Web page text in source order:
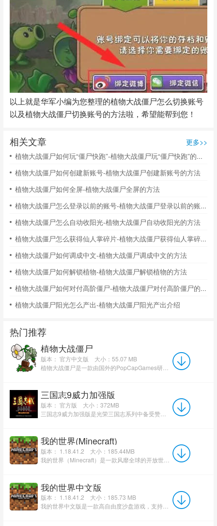
以上就是华军小编为您整理的植物大战僵尸怎么切换账号
以及植物大战僵尸切换账号的方法啦，希望能帮到您！
相关文章 更多>>
植物大战僵尸如何玩“僵尸快跑”-植物大战僵尸玩“僵尸快跑”的方法
植物大战僵尸如何创建新账号-植物大战僵尸创建新账号的方法
植物大战僵尸如何全屏-植物大战僵尸全屏的方法
植物大战僵尸怎么登录以前的账号-植物大战僵尸登录以前的账号的方法
植物大战僵尸怎么自动收阳光-植物大战僵尸自动收阳光的方法
植物大战僵尸怎么获得仙人掌碎片-植物大战僵尸获得仙人掌碎片的方法
植物大战僵尸如何调成中文-植物大战僵尸调成中文的方法
植物大战僵尸如何解锁植物-植物大战僵尸解锁植物的方法
植物大战僵尸如何对付高阶僵尸-植物大战僵尸对付高阶僵尸的方法
植物大战僵尸阳光怎么产出-植物大战僵尸阳光产出介绍
热门推荐
植物大战僵尸
版本： 官方中文版
大小：55.07 MB
植物大战僵尸是一款由国外的PopCapGames研发的益智策略类游戏，玩家通过武装多种植物切换不同的功能，快速有...
三国志9威力加强版
版本： 官方版
大小：372MB
三国志9威力加强版是光荣三国志系列中备受赞誉的半即时制经典战略单机游戏。游戏采用宏观大地图与时间推...
我的世界(Minecraft)
版本： 1.18.41.2
大小：185.44MB
我的世界（Minecraft）是一款风靡全球的开放世界沙盒建造游戏。在由方块构成的无限世界中，玩家可自由探索、采...
我的世界中文版
版本： 1.18.41.2
大小：185.73 MB
我的世界中文版是一款高自由度沙盘游戏，支持玩家在三维空间自由建设与破坏任何想象之物，如小木屋、城堡或城...